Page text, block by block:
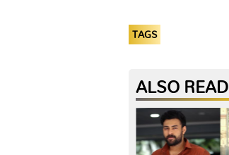
TAGS
ALSO READ